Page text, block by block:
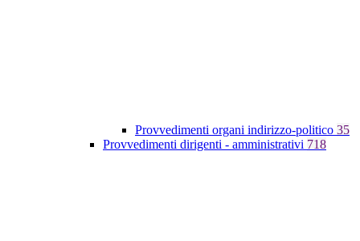
Provvedimenti organi indirizzo-politico 35
Provvedimenti dirigenti - amministrativi 718